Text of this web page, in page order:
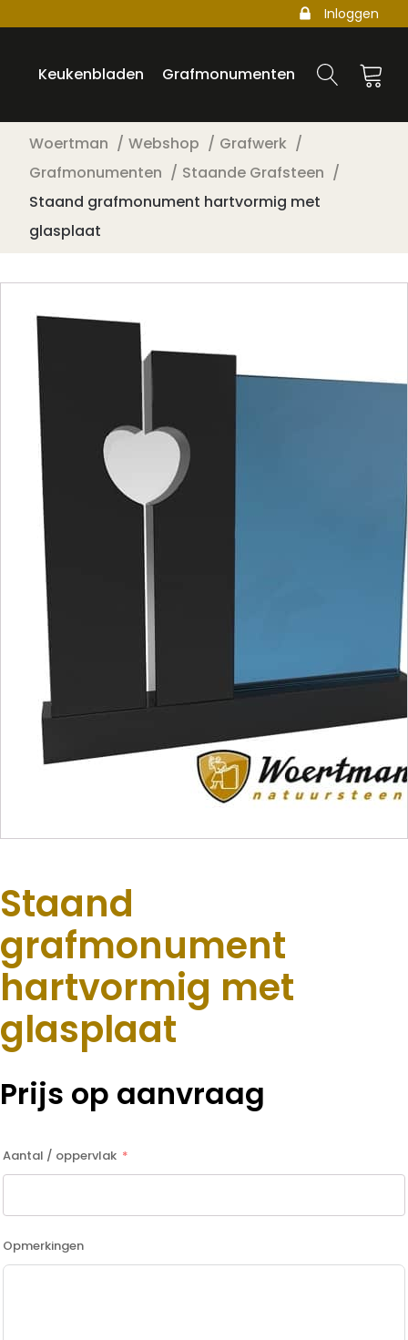
Inloggen
Keukenbladen Grafmonumenten
Woertman Webshop
Grafwerk
Grafmonumenten
Staande Grafsteen
Staand grafmonument hartvormig met
glasplaat
Staand
grafmonument
hartvormig met
glasplaat
Prijs op aanvraag
Aantal / oppervlak
Opmerkingen